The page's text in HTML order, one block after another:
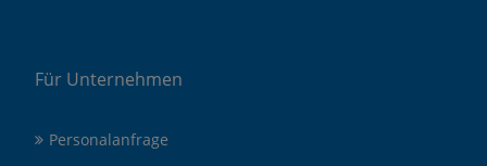
Für Unternehmen
Personalanfrage